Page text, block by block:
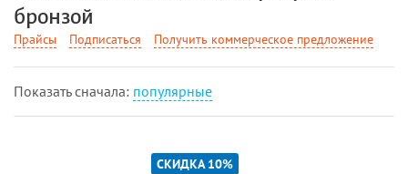
бронзой
Прайсы Подписаться Получить коммерческое предложение
Показать cначала: популярные
СКИДКА 10%